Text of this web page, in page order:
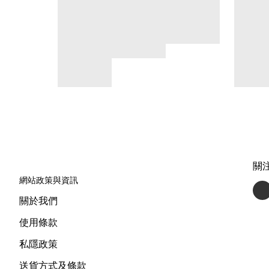
網站政策與資訊
關於我們
使用條款
私隱政策
送貨方式及條款
關